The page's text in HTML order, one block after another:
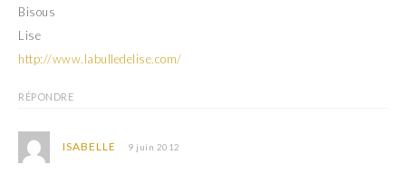
Bisous
Lise
http://www.labulledelise.com/
RÉPONDRE
ISABELLE 9 juin 2012